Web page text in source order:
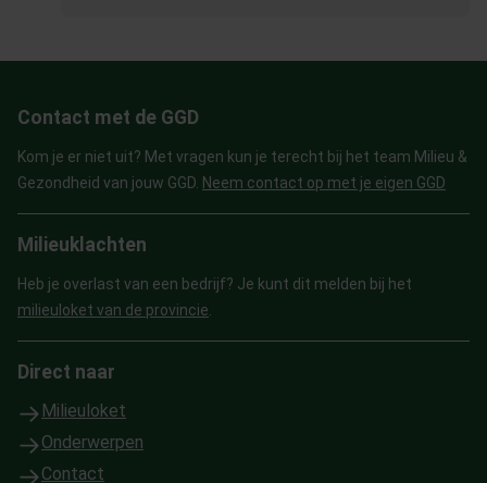
Contact met de GGD
Kom je er niet uit? Met vragen kun je terecht bij het team Milieu &
Gezondheid van jouw GGD. Neem contact op met je eigen GGD
Milieuklachten
Heb je overlast van een bedrijf? Je kunt dit melden bij het
milieuloket van de provincie.
Direct naar
Milieuloket
Onderwerpen
Contact